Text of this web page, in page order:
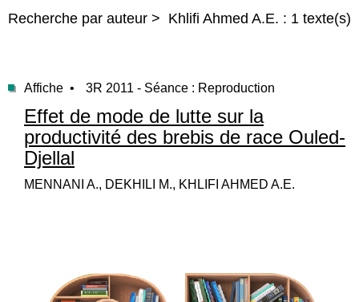
Recherche par auteur > Khlifi Ahmed A.E. : 1 texte(s)
Affiche • 3R 2011 - Séance : Reproduction
Effet de mode de lutte sur la
productivité des brebis de race Ouled-
Djellal
MENNANI A., DEKHILI M., KHLIFI AHMED A.E.